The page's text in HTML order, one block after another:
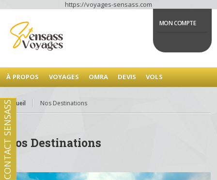
https://voyages-sensass.com
MON COMPTE
À PROPOS VOYAGES OMRA DEVIS VOLS
Accueil Nos Destinations
Nos Destinations
CONTACT SENSASS